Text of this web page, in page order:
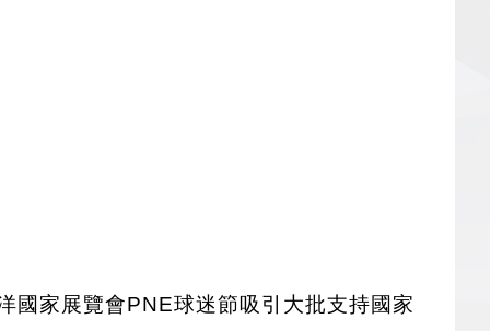
國家展覽會PNE球迷節吸引大批支持國家